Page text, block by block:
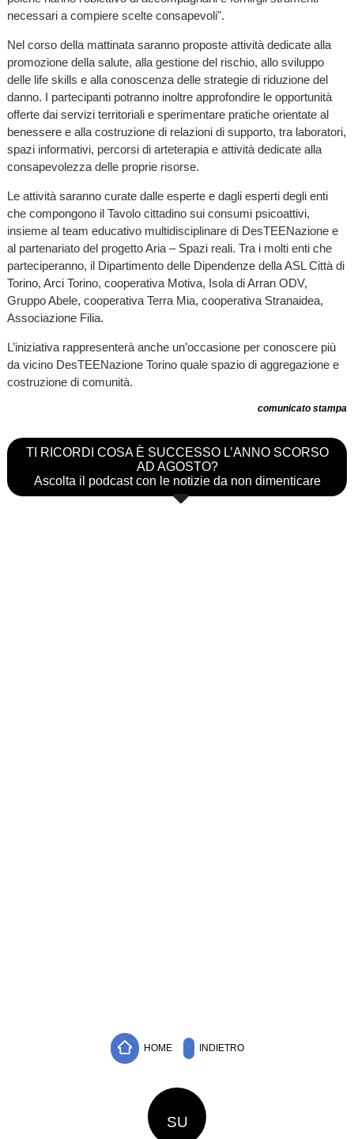
necessari a compiere scelte consapevoli".
Nel corso della mattinata saranno proposte attività dedicate alla
promozione della salute, alla gestione del rischio, allo sviluppo
delle life skills e alla conoscenza delle strategie di riduzione del
danno. I partecipanti potranno inoltre approfondire le opportunità
offerte dai servizi territoriali e sperimentare pratiche orientate al
benessere e alla costruzione di relazioni di supporto, tra laboratori,
spazi informativi, percorsi di arteterapia e attività dedicate alla
consapevolezza delle proprie risorse.
Le attività saranno curate dalle esperte e dagli esperti degli enti
che compongono il Tavolo cittadino sui consumi psicoattivi,
insieme al team educativo multidisciplinare di DesTEENazione e
al partenariato del progetto Aria – Spazi reali. Tra i molti enti che
parteciperanno, il Dipartimento delle Dipendenze della ASL Città di
Torino, Arci Torino, cooperativa Motiva, Isola di Arran ODV,
Gruppo Abele, cooperativa Terra Mia, cooperativa Stranaidea,
Associazione Filia.
L’iniziativa rappresenterà anche un’occasione per conoscere più
da vicino DesTEENazione Torino quale spazio di aggregazione e
costruzione di comunità.
comunicato stampa
TI RICORDI COSA È SUCCESSO L’ANNO SCORSO
AD AGOSTO?
Ascolta il podcast con le notizie da non dimenticare
HOME INDIETRO
SU